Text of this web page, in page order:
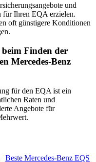
und
für Ihren EQA erzielen.
oft günstigere Konditionen
beim Finden der
Mercedes-Benz
für den EQA ist ein
Raten und
Angebote für
Beste Mercedes-Benz EQS